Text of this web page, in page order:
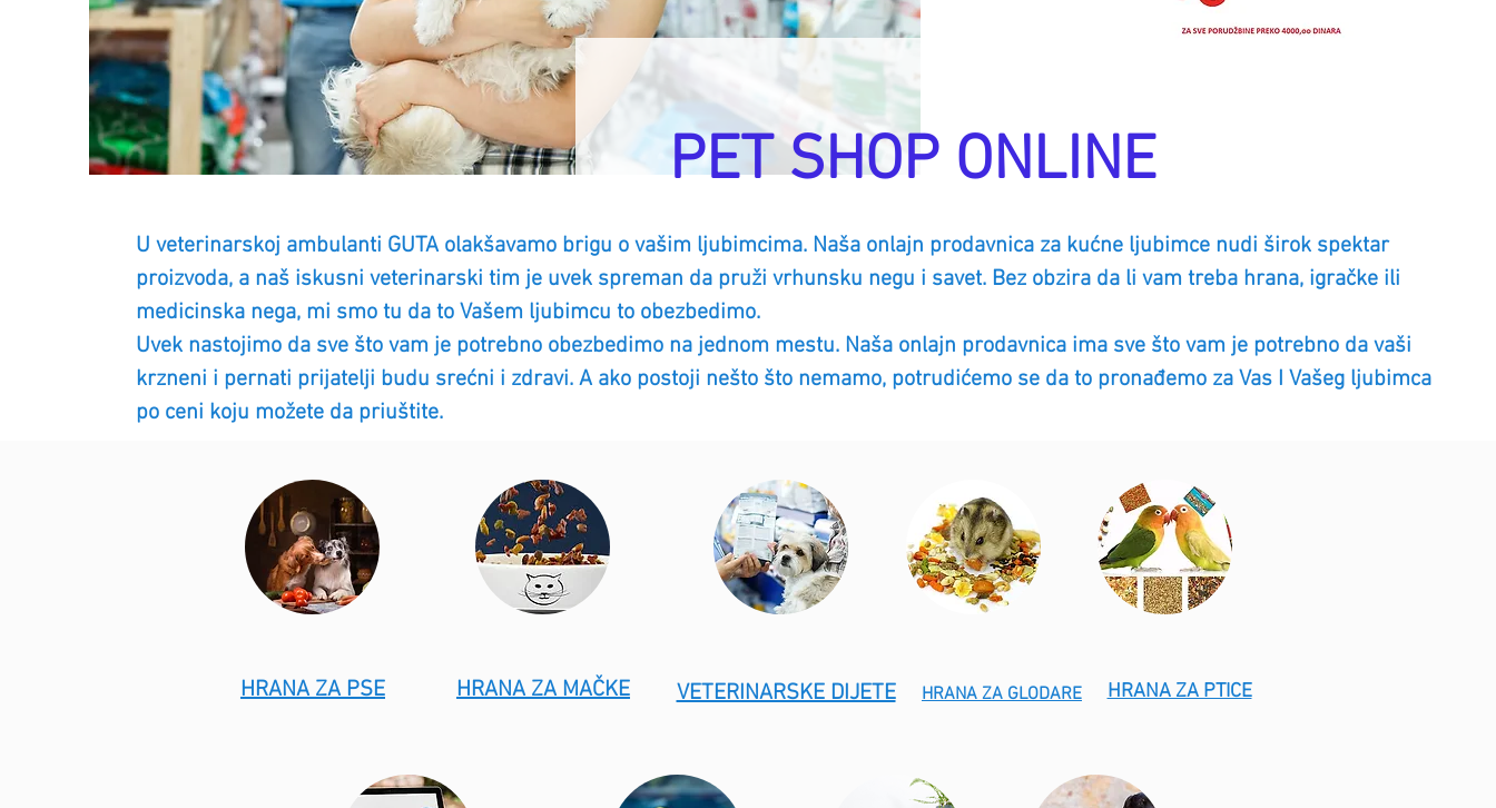
PET SHOP ONLINE
U veterinarskoj ambulanti GUTA olakšavamo brigu o vašim ljubimcima. Naša onlajn prodavnica za kućne ljubimce nudi širok spektar
proizvoda, a naš iskusni veterinarski tim je uvek spreman da pruži vrhunsku negu i savet. Bez obzira da li vam treba hrana, igračke ili
medicinska nega, mi smo tu da to Vašem ljubimcu to obezbedimo.
Uvek nastojimo da sve što vam je potrebno obezbedimo na jednom mestu. Naša onlajn prodavnica ima sve što vam je potrebno da vaši
krzneni i pernati prijatelji budu srećni i zdravi. A ako postoji nešto što nemamo, potrudićemo se da to pronađemo za Vas I Vašeg ljubimca
po ceni koju možete da priuštite.
HRANA ZA PSE HRANA ZA MAČKE VETERINARSKE DIJETE HRANA ZA GLODARE HRANA ZA PTICE